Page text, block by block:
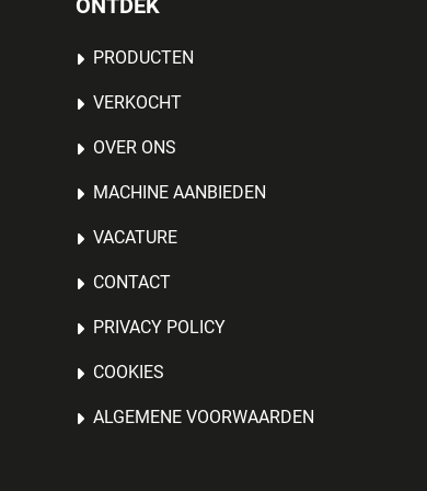
ONTDEK
PRODUCTEN
VERKOCHT
OVER ONS
MACHINE AANBIEDEN
VACATURE
CONTACT
PRIVACY POLICY
COOKIES
ALGEMENE VOORWAARDEN